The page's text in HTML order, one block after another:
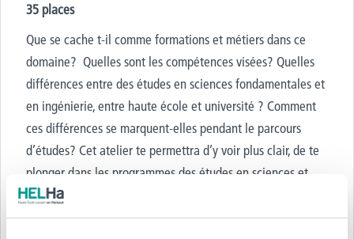
35 places
Que se cache t-il comme formations et métiers dans ce
domaine? Quelles sont les compétences visées? Quelles
différences entre des études en sciences fondamentales et
en ingénierie, entre haute école et université ? Comment
ces différences se marquent-elles pendant le parcours
d’études? Cet atelier te permettra d’y voir plus clair, de te
plonger dans les programmes des études en sciences et
technologies, de te positionner. Atelier animé par 1
conseiller du CIO (Hélène Malengret) un membre de